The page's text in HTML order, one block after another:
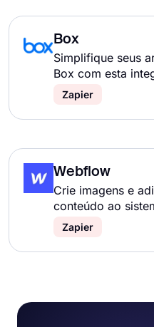
Box
Simplifique seus
Box com esta
Zapier
Webflow
Crie imagens e
conteúdo ao
Zapier